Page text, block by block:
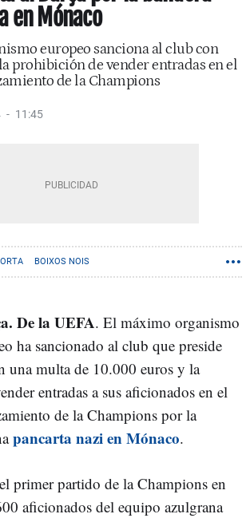
en Mónaco
europeo sanciona al club con
prohibición de vender entradas en el
de la Champions
11:45
BOIXOS NOIS
De la UEFA. El máximo organismo
ha sancionado al club que preside
una multa de 10.000 euros y la
entradas a sus aficionados en el
de la Champions por la
pancarta nazi en Mónaco.
primer partido de la Champions en
aficionados del equipo azulgrana